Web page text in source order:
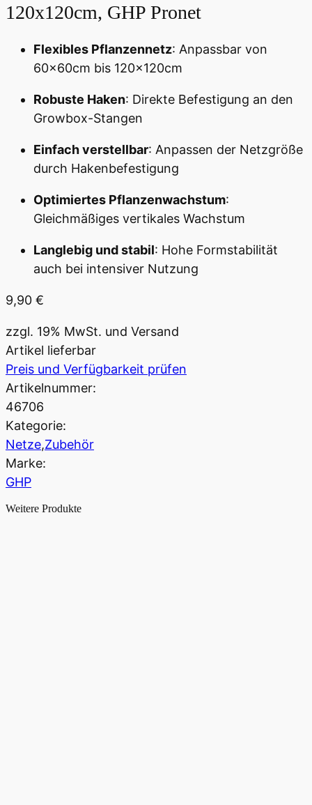
120x120cm, GHP Pronet
Flexibles Pflanzennetz: Anpassbar von
60x60cm bis 120x120cm
Robuste Haken: Direkte Befestigung an den
Growbox-Stangen
Einfach verstellbar: Anpassen der Netzgröße
durch Hakenbefestigung
Optimiertes Pflanzenwachstum:
Gleichmäßiges vertikales Wachstum
Langlebig und stabil: Hohe Formstabilität
auch bei intensiver Nutzung
9,90 €
zzgl. 19% MwSt. und Versand
Artikel lieferbar
Preis und Verfügbarkeit prüfen
Artikelnummer:
46706
Kategorie:
Netze,Zubehör
Marke:
GHP
Weitere Produkte